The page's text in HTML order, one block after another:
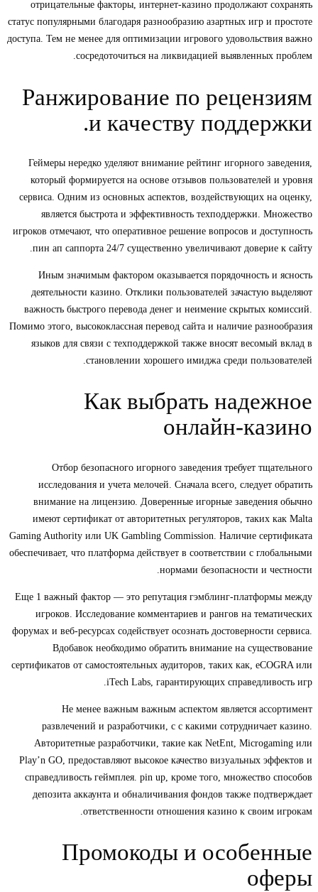
отрицательные факторы, интернет-казино продолжают сохранять
статус популярными благодаря разнообразию азартных игр и простоте
доступа. Тем не менее для оптимизации игрового удовольствия важно
сосредоточиться на ликвидацией выявленных проблем.
Ранжирование по рецензиям
и качеству поддержки.
Геймеры нередко уделяют внимание рейтинг игорного заведения,
который формируется на основе отзывов пользователей и уровня
сервиса. Одним из основных аспектов, воздействующих на оценку,
является быстрота и эффективность техподдержки. Множество
игроков отмечают, что оперативное решение вопросов и доступность
пин ап саппорта 24/7 существенно увеличивают доверие к сайту.
Иным значимым фактором оказывается порядочность и ясность
деятельности казино. Отклики пользователей зачастую выделяют
важность быстрого перевода денег и неимение скрытых комиссий.
Помимо этого, высококлассная перевод сайта и наличие разнообразия
языков для связи с техподдержкой также вносят весомый вклад в
становлении хорошего имиджа среди пользователей.
Как выбрать надежное
онлайн-казино
Отбор безопасного игорного заведения требует тщательного
исследования и учета мелочей. Сначала всего, следует обратить
внимание на лицензию. Доверенные игорные заведения обычно
имеют сертификат от авторитетных регуляторов, таких как Malta
Gaming Authority или UK Gambling Commission. Наличие сертификата
обеспечивает, что платформа действует в соответствии с глобальными
нормами безопасности и честности.
Еще 1 важный фактор — это репутация гэмблинг-платформы между
игроков. Исследование комментариев и рангов на тематических
форумах и веб-ресурсах содействует осознать достоверности сервиса.
Вдобавок необходимо обратить внимание на существование
сертификатов от самостоятельных аудиторов, таких как, eCOGRA или
iTech Labs, гарантирующих справедливость игр.
Не менее важным важным аспектом является ассортимент
развлечений и разработчики, с с какими сотрудничает казино.
Авторитетные разработчики, такие как NetEnt, Microgaming или
Play’n GO, предоставляют высокое качество визуальных эффектов и
справедливость геймплея. pin up, кроме того, множество способов
депозита аккаунта и обналичивания фондов также подтверждает
ответственности отношения казино к своим игрокам.
Промокоды и особенные
оферы